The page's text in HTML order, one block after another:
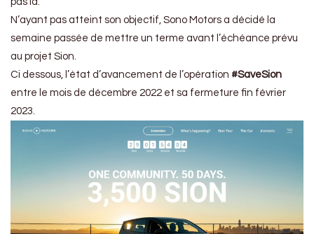
N’ayant pas atteint son objectif, Sono Motors a décidé la
semaine passée de mettre un terme avant l’échéance prévu
au projet Sion.
Ci dessous, l’état d’avancement de l’opération #SaveSion
entre le mois de décembre 2022 et sa fermeture fin février
2023.